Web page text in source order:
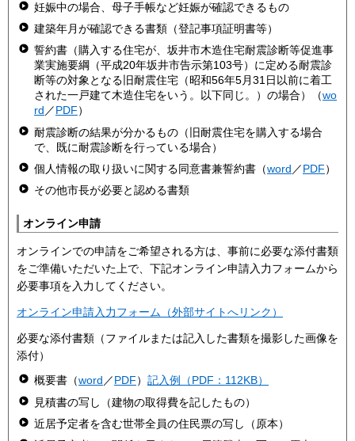
妊娠中の場合、母子手帳など妊娠が確認できるもの
建築年月が確認できる書類（登記事項証明書等）
誓約書（購入する住宅が、坂井市木造住宅耐震診断等促進事
業実施要綱（平成20年坂井市告示第103号）に定める耐震診
断等の対象となる旧耐震住宅（昭和56年5月31日以前に着工
された一戸建て木造住宅をいう。以下同じ。）の場合）（wo
rd／PDF）
耐震診断の結果が分かるもの（旧耐震住宅を購入する場合
で、既に耐震診断を行っている場合）
個人情報の取り扱いに関する同意書兼誓約書（word ／PDF）
その他市長が必要と認める書類
オンライン申請
オンラインでの申請をご希望される方は、事前に必要な添付書類
をご準備いただいた上で、下記オンライン申請入力フォームから
必要事項を入力してください。
オンライン申請入力フォーム（外部サイトへリンク）
必要な添付書類（ファイルまたは記入した書類を撮影した画像を
添付）
概要書（word／PDF） 記入例（PDF：112KB）
見積書の写し（建物の取得費を記したもの）
近居予定者を含む世帯全員の住民票の写し（原本）